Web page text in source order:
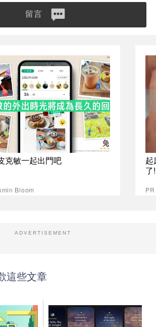
留言
克敏一起出門吧
Bloom
起
了
ADVERTISEMENT
這些文章